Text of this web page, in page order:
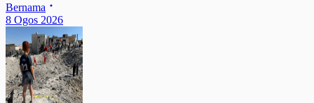
Bernama
8 Ogos 2026